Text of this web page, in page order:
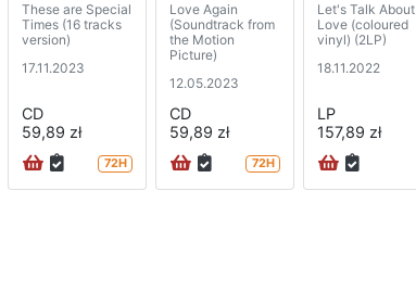
These are Special
Times (16 tracks
version)
17.11.2023
CD
59,89 zł
72H
Love Again
(Soundtrack from
the Motion
Picture)
12.05.2023
CD
59,89 zł
72H
Let's Talk About
Love (coloured
vinyl) (2LP)
18.11.2022
LP
157,89 zł